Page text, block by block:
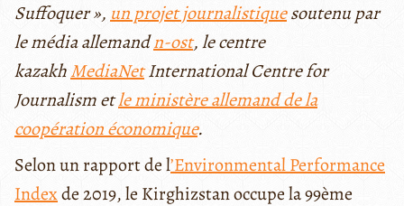
Suffoquer »,un projet journalistiquesoutenu par
le média allemandn-ost, le centre
kazakhMediaNetInternational Centre for
Journalism etle ministère allemand de la
coopération économique.
Selon un rapport de l’Environmental Performance
Indexde 2019, le Kirghizstan occupe la 99ème